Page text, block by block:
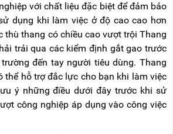
với chất liệu đặc biệt để đảm bảo
dụng khi làm việc ở độ cao cao hơn
thù thang có chiều cao vượt trội Thang
trải qua các kiểm định gắt gao trước
đến tay người tiêu dùng. Thang
thể hỗ trợ đắc lực cho bạn khi làm việc
ý những điều dưới đây trước khi sử
công nghiệp áp dụng vào công việc